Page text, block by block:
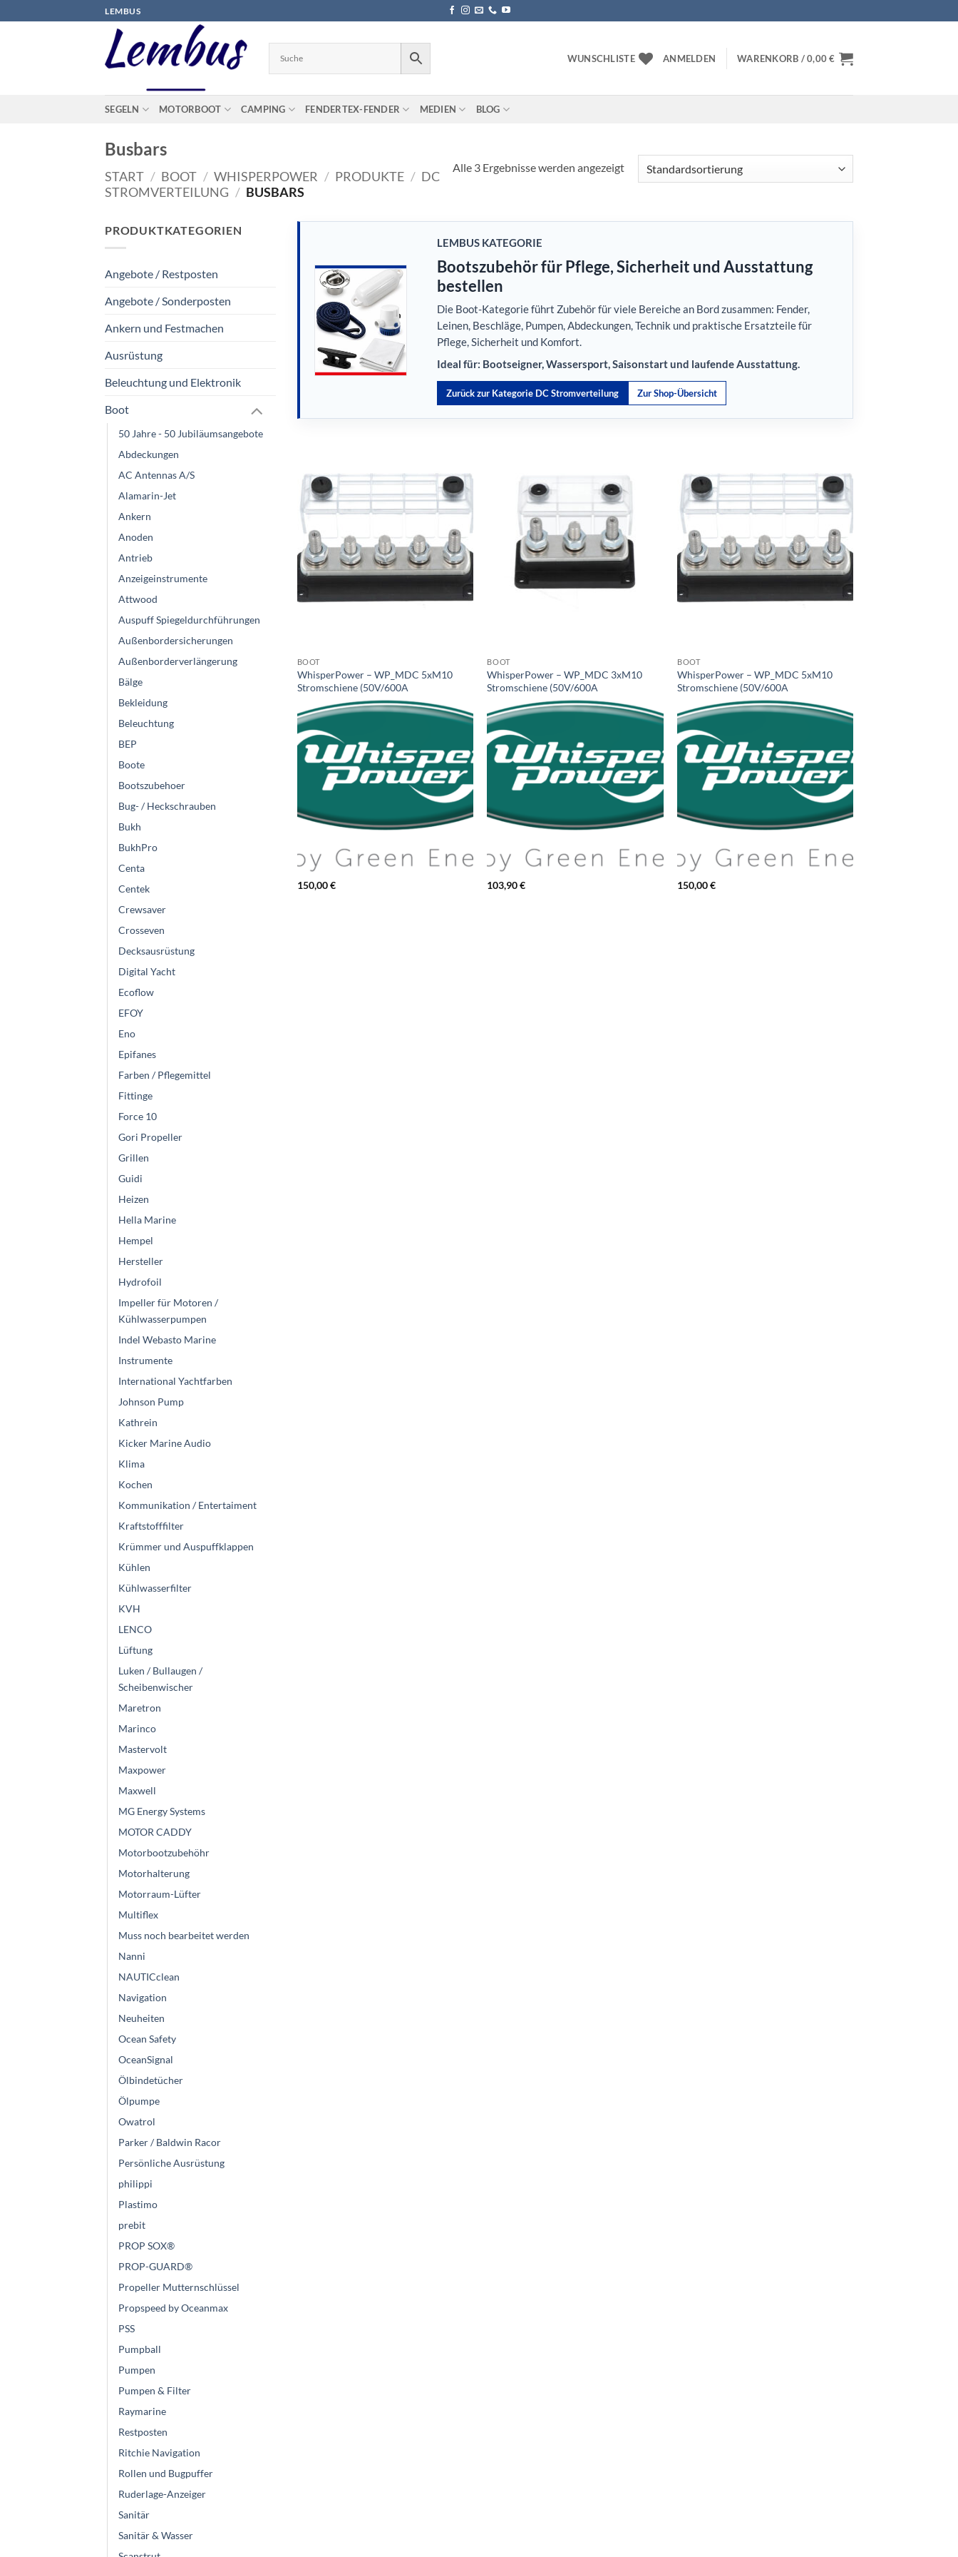
Inhalt
LEMBUS
WUNSCHLISTE ANMELDEN WARENKORB /0,00€
SEGELN MOTORBOOT CAMPING FENDERTEX-FENDER MEDIEN BLOG
Busbars
START / BOOT / WHISPERPOWER / PRODUKTE / DC
STROMVERTEILUNG / BUSBARS
Alle 3 Ergebnisse werden angezeigt
PRODUKTKATEGORIEN
Angebote / Restposten
Angebote / Sonderposten
Ankern und Festmachen
Ausrüstung
Beleuchtung und Elektronik
Boot
50 Jahre - 50 Jubiläumsangebote
Abdeckungen
AC Antennas A/S
Alamarin-Jet
Ankern
Anoden
Antrieb
Anzeigeinstrumente
Attwood
Auspuff Spiegeldurchführungen
Außenbordersicherungen
Außenborderverlängerung
Bälge
Bekleidung
Beleuchtung
BEP
Boote
Bootszubehoer
Bug- / Heckschrauben
Bukh
BukhPro
Centa
Centek
Crewsaver
Crosseven
Decksausrüstung
Digital Yacht
Ecoflow
EFOY
Eno
Epifanes
Farben / Pflegemittel
Fittinge
Force 10
Gori Propeller
Grillen
Guidi
Heizen
Hella Marine
Hempel
Hersteller
Hydrofoil
Impeller für Motoren /
Kühlwasserpumpen
Indel Webasto Marine
Instrumente
International Yachtfarben
Johnson Pump
Kathrein
Kicker Marine Audio
Klima
Kochen
Kommunikation / Entertaiment
Kraftstofffilter
Krümmer und Auspuffklappen
Kühlen
Kühlwasserfilter
KVH
LENCO
Lüftung
Luken / Bullaugen /
Scheibenwischer
Maretron
Marinco
Mastervolt
Maxpower
Maxwell
MG Energy Systems
MOTOR CADDY
Motorbootzubehöhr
Motorhalterung
Motorraum-Lüfter
Multiflex
Muss noch bearbeitet werden
Nanni
NAUTICclean
Navigation
Neuheiten
Ocean Safety
OceanSignal
Ölbindetücher
Ölpumpe
Owatrol
Parker / Baldwin Racor
Persönliche Ausrüstung
philippi
Plastimo
prebit
PROP SOX®
PROP-GUARD®
Propeller Mutternschlüssel
Propspeed by Oceanmax
PSS
Pumpball
Pumpen
Pumpen & Filter
Raymarine
Restposten
Ritchie Navigation
Rollen und Bugpuffer
Ruderlage-Anzeiger
Sanitär
Sanitär & Wasser
LEMBUS KATEGORIE
Bootszubehör für Pflege, Sicherheit und Ausstattung
bestellen
Die Boot-Kategorie führt Zubehör für viele Bereiche an Bord zusammen: Fender,
Leinen, Beschläge, Pumpen, Abdeckungen, Technik und praktische Ersatzteile für
Pflege, Sicherheit und Komfort.
Ideal für: Bootseigner, Wassersport, Saisonstart und laufende Ausstattung.
Zurück zur Kategorie DC Stromverteilung Zur Shop-Übersicht
BOOT
WhisperPower – WP_MDC 5xM10
Stromschiene (50V/600A
150,00€
BOOT
WhisperPower – WP_MDC 3xM10
Stromschiene (50V/600A
103,90€
BOOT
WhisperPower – WP_MDC 5xM10
Stromschiene (50V/600A
150,00€